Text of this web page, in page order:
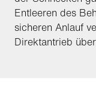
Entleeren des
sicheren Anlauf
Direktantrieb